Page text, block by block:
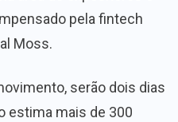
pela fintech
Moss.
serão dois dias
estima mais de 300